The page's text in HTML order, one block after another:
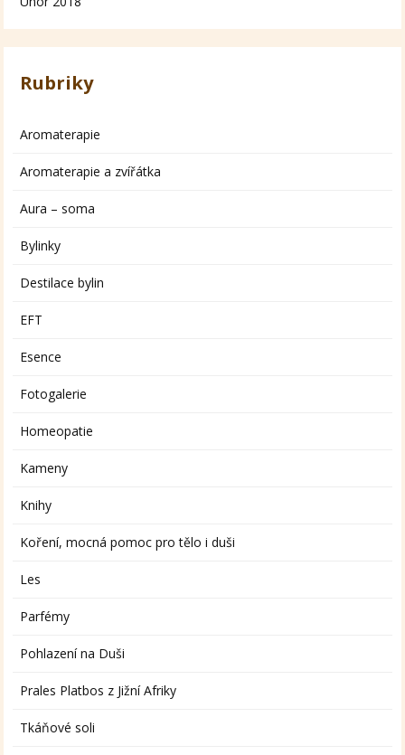
Rubriky
Aromaterapie
Aromaterapie a zvířátka
Aura – soma
Bylinky
Destilace bylin
EFT
Esence
Fotogalerie
Homeopatie
Kameny
Knihy
Koření, mocná pomoc pro tělo i duši
Les
Parfémy
Pohlazení na Duši
Prales Platbos z Jižní Afriky
Tkáňové soli